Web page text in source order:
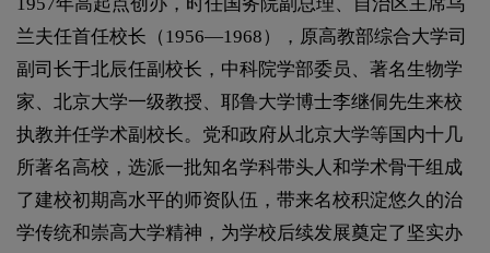
兰夫任首任校长（1956—1968），原高教部综合大学司
副司长于北辰任副校长，中科院学部委员、著名生物学
家、北京大学一级教授、耶鲁大学博士李继侗先生来校
执教并任学术副校长。党和政府从北京大学等国内十几
所著名高校，选派一批知名学科带头人和学术骨干组成
了建校初期高水平的师资队伍，带来名校积淀悠久的治
学传统和崇高大学精神，为学校后续发展奠定了坚实办